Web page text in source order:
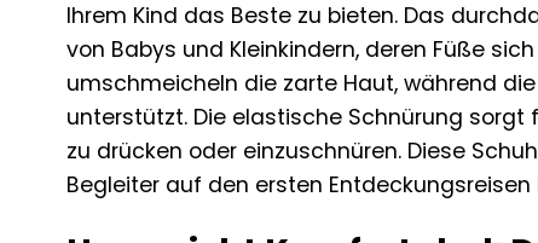
Ihrem Kind das Beste zu bieten. Das
von Babys und Kleinkindern, deren Füße
umschmeicheln die zarte Haut, während
unterstützt. Die elastische Schnürung
zu drücken oder einzuschnüren. Diese
Begleiter auf den ersten Entdeckungsreisen